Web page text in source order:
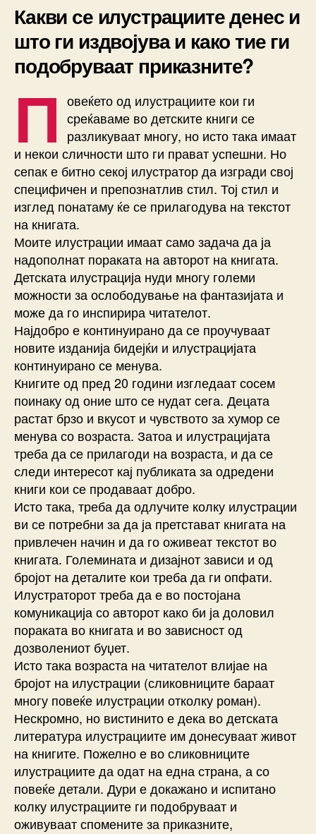
Какви се илустрациите денес и
што ги издвојува и како тие ги
подобруваат приказните?
П овеќето од илустрациите кои ги
среќаваме во детските книги се
разликуваат многу, но исто така имаат
и некои сличности што ги прават успешни. Но
сепак е битно секој илустратор да изгради свој
специфичен и препознатлив стил. Тој стил и
изглед понатаму ќе се прилагодува на текстот
на книгата.
Моите илустрации имаат само задача да ја
надополнат пораката на авторот на книгата.
Детската илустрација нуди многу големи
можности за ослободување на фантазијата и
може да го инспирира читателот.
Најдобро е континуирано да се проучуваат
новите изданија бидејќи и илустрацијата
континуирано се менува.
Книгите од пред 20 години изгледаат сосем
поинаку од оние што се нудат сега. Децата
растат брзо и вкусот и чувството за хумор се
менува со возраста. Затоа и илустрацијата
треба да се прилагоди на возраста, и да се
следи интересот кај публиката за одредени
книги кои се продаваат добро.
Исто така, треба да одлучите колку илустрации
ви се потребни за да ја претстават книгата на
привлечен начин и да го оживеат текстот во
книгата. Големината и дизајнот зависи и од
бројот на деталите кои треба да ги опфати.
Илустраторот треба да е во постојана
комуникација со авторот како би ја доловил
пораката во книгата и во зависност од
дозволениот буџет.
Исто така возраста на читателот влијае на
бројот на илустрации (сликовниците бараат
многу повеќе илустрации отколку роман).
Нескромно, но вистинито е дека во детската
литература илустрациите им донесуваат живот
на книгите. Пожелно е во сликовниците
илустрациите да одат на една страна, а со
повеќе детали. Дури е докажано и испитано
колку илустрациите ги подобруваат и
оживуваат спомените за приказните,